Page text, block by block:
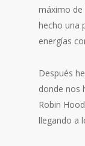
máximo de
hecho una
energías
Después
donde nos
Robin
llegando a